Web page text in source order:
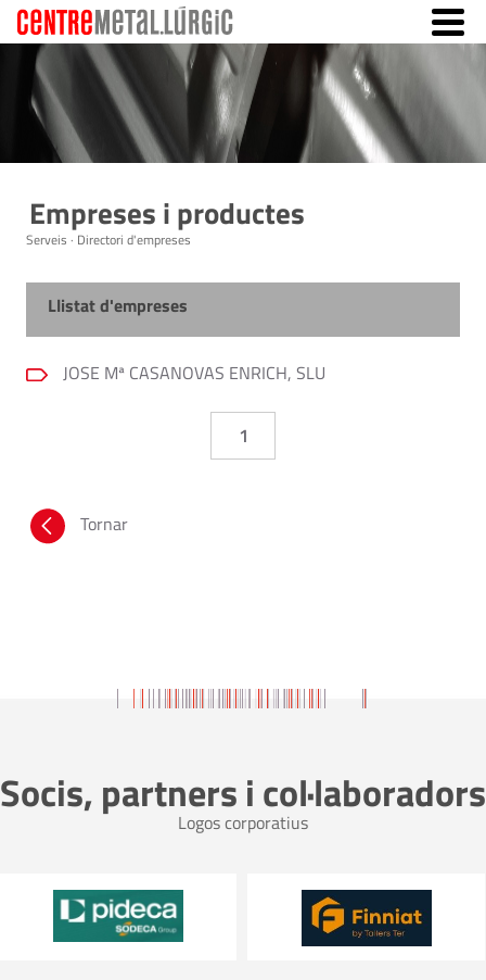
Empreses i productes
Serveis · Directori d'empreses
Llistat d'empreses
JOSE Mª CASANOVAS ENRICH, SLU
1
Tornar
Socis, partners i col·laboradors
Logos corporatius